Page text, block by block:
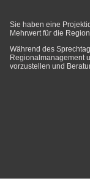
Sie haben eine
Mehrwert für die
Während des
Regionalmanagement
vorzustellen und